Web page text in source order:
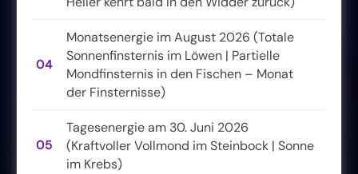
04
Monatsenergie im August 2026 (Totale
Sonnenfinsternis im Löwen | Partielle
Mondfinsternis in den Fischen – Monat
der Finsternisse)
05
Tagesenergie am 30. Juni 2026
(Kraftvoller Vollmond im Steinbock | Sonne
im Krebs)